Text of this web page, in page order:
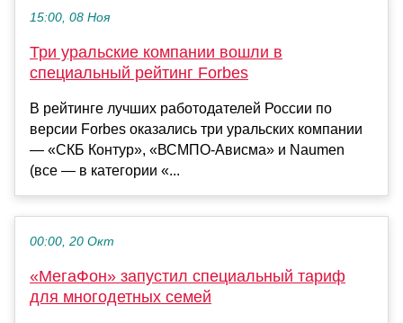
15:00, 08 Ноя
Три уральские компании вошли в
специальный рейтинг Forbes
В рейтинге лучших работодателей России по
версии Forbes оказались три уральских компании
— «СКБ Контур», «ВСМПО-Ависма» и Naumen
(все — в категории «...
00:00, 20 Окт
«МегаФон» запустил специальный тариф
для многодетных семей